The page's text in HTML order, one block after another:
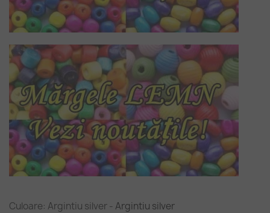
Culoare: Argintiu silver-Argintiu silver